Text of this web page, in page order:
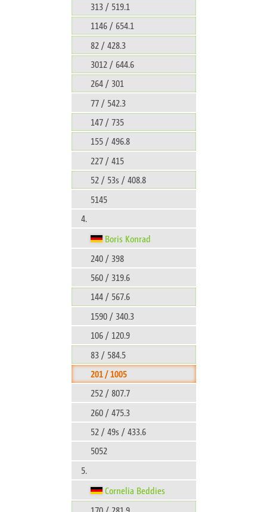
313 / 519.1
1146 / 654.1
82 / 428.3
3012 / 644.6
264 / 301
77 / 542.3
147 / 735
155 / 496.8
227 / 415
52 / 53s / 408.8
5145
4.
Boris Konrad
240 / 398
560 / 319.6
144 / 567.6
1590 / 340.3
106 / 120.9
83 / 584.5
201 / 1005
252 / 807.7
260 / 475.3
52 / 49s / 433.6
5052
5.
Cornelia Beddies